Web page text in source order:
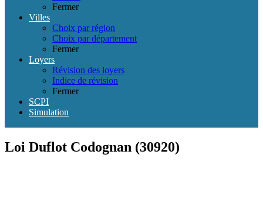
Fermer
Villes
Choix par région
Choix par département
Fermer
Loyers
Révision des loyers
Indice de révision
Fermer
SCPI
Simulation
Loi Duflot Codognan (30920)